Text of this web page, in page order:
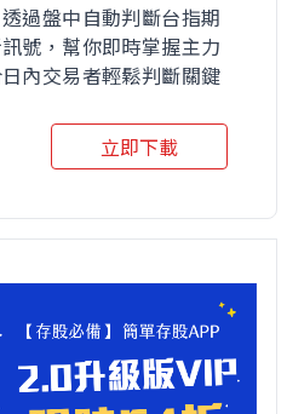
過盤中自動判斷台指期
號，幫你即時掌握主力
內交易者輕鬆判斷關鍵
立即下載